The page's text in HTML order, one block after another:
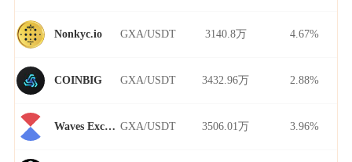
Nonkyc.io GXA/USDT 3140.8万 4.67%
COINBIG GXA/USDT 3432.96万 2.88%
Waves Exchange GXA/USDT 3506.01万 3.96%